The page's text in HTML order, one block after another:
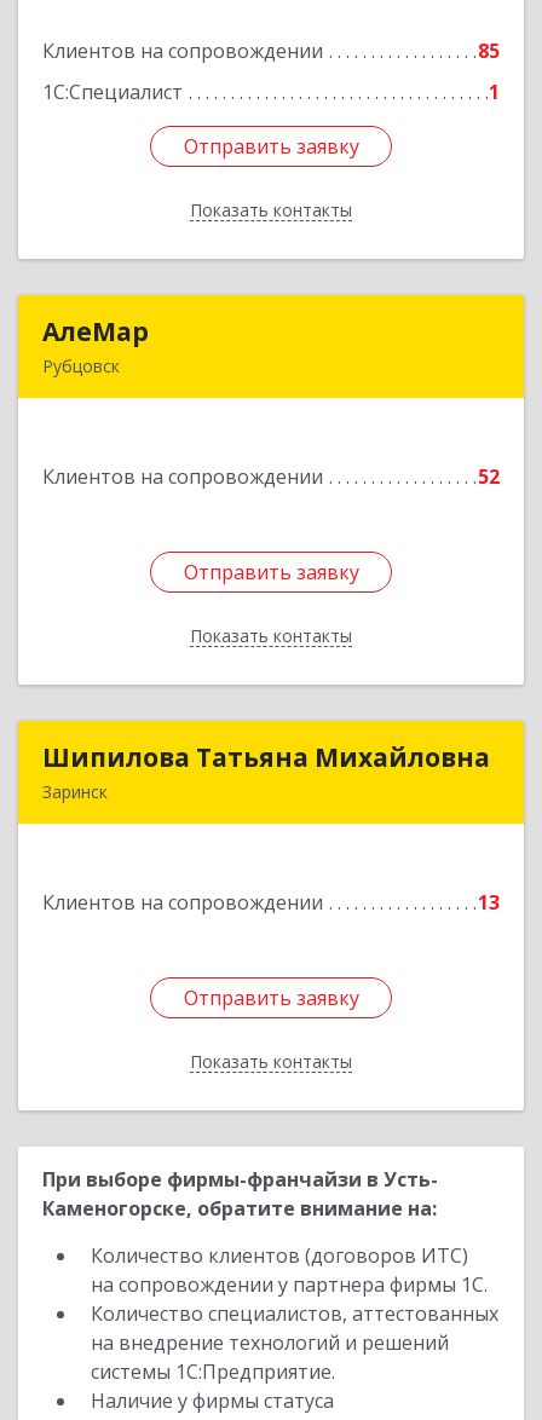
Клиентов на сопровождении
85
1С:Специалист
1
Отправить заявку
Показать контакты
Подробнее
Отправить заявку
Назад
АлеМар
Рубцовск
Клиентов на сопровождении 52
Отправить заявку
Показать контакты
Подробнее
Отправить заявку
Назад
Шипилова Татьяна Михайловна
Заринск
Клиентов на сопровождении 13
Отправить заявку
Показать контакты
Шипилова Татьяна Михайловна
Отправить заявку
Назад
При выборе фирмы-франчайзи в Усть-
Каменогорске, обратите внимание на:
Количество клиентов (договоров ИТС)
на сопровождении у партнера фирмы 1С.
Количество специалистов, аттестованных
на внедрение технологий и решений
системы 1С:Предприятие.
Наличие у фирмы статуса